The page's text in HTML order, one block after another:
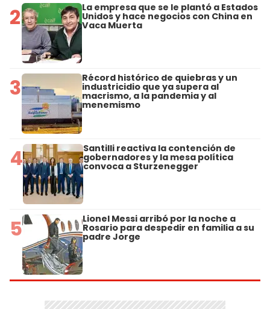
2 La empresa que se le plantó a Estados
Unidos y hace negocios con China en
Vaca Muerta
3 Récord histórico de quiebras y un
industricidio que ya supera al
macrismo, a la pandemia y al
menemismo
4 Santilli reactiva la contención de
gobernadores y la mesa política
convoca a Sturzenegger
5 Lionel Messi arribó por la noche a
Rosario para despedir en familia a su
padre Jorge